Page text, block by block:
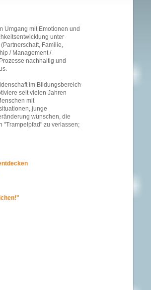
Umgang mit Emotionen und
unter
Familie,
/ Management /
nachhaltig und
im Bildungsbereich
seit vielen Jahren
mit
junge
wünschen, die
"Trampelpfad" zu verlassen;